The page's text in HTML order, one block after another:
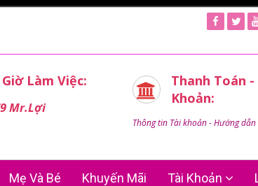
Làm Việc:
Mr.Lợi
Thanh Toán -
Khoản:
Thông tin Tài khoản - Hướng
Mẹ Và Bé Khuyến Mãi Tài Khoản